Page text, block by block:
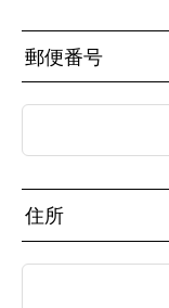
郵便番号
住所